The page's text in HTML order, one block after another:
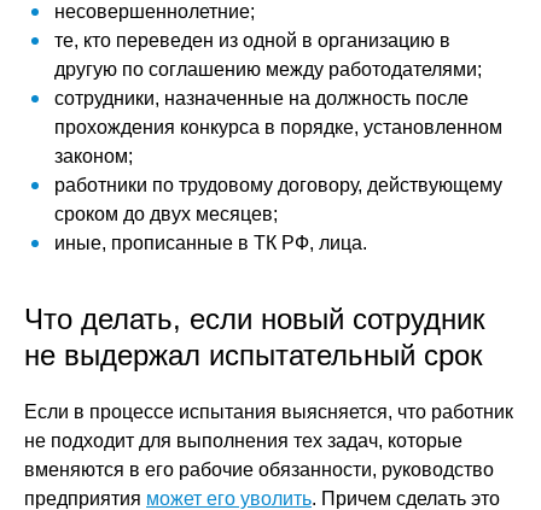
несовершеннолетние;
те, кто переведен из одной в организацию в
другую по соглашению между работодателями;
сотрудники, назначенные на должность после
прохождения конкурса в порядке, установленном
законом;
работники по трудовому договору, действующему
сроком до двух месяцев;
иные, прописанные в ТК РФ, лица.
Что делать, если новый сотрудник
не выдержал испытательный срок
Если в процессе испытания выясняется, что работник
не подходит для выполнения тех задач, которые
вменяются в его рабочие обязанности, руководство
предприятия может его уволить. Причем сделать это